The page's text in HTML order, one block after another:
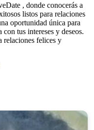
, donde conocerás a
listos para relaciones
oportunidad única para
tus intereses y deseos.
relaciones felices y